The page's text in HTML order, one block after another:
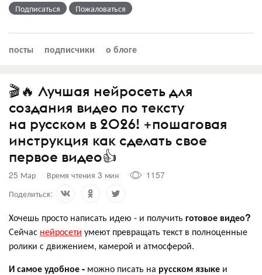
Подписаться Пожаловаться
посты подписчики о блоге
🎬🔥 Лучшая нейросеть для
создания видео по тексту
на русском в 2026! +пошаговая
инструкция как сделать свое
первое видео👍
25 Мар Время чтения 3 мин
1157
Поделиться:
Хочешь просто написать идею - и получить готовое видео?
Сейчас нейросети умеют превращать текст в полноценные
ролики с движением, камерой и атмосферой.
И самое удобное - можно писать на русском языке и